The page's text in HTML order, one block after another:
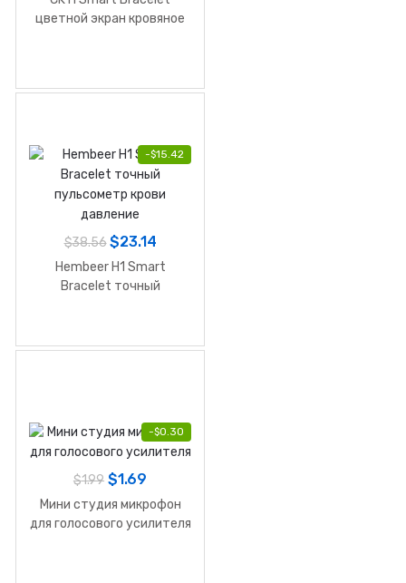
цветной экран кровяное
-$15.42
$38.56 $23.14
Hembeer H1 Smart
Bracelet точный
-$0.30
$1.99 $1.69
Мини студия микрофон
для голосового усилителя